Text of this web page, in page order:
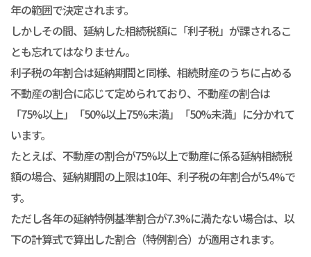
年の範囲で決定されます。
しかしその間、延納した相続税額に「利子税」が課されるこ
とも忘れてはなりません。
利子税の年割合は延納期間と同様、相続財産のうちに占める
不動産の割合に応じて定められており、不動産の割合は
「75%以上」「50%以上75%未満」「50%未満」に分かれて
います。
たとえば、不動産の割合が75%以上で動産に係る延納相続税
額の場合、延納期間の上限は10年、利子税の年割合が5.4%で
す。
ただし各年の延納特例基準割合が7.3%に満たない場合は、以
下の計算式で算出した割合（特例割合）が適用されます。